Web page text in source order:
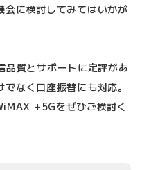
会に検討してみてはいかが
質とサポートに定評があ
なく口座振替にも対応。
+5Gをぜひご検討く